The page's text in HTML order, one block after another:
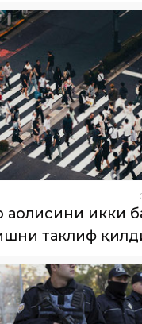
икки
таклиф